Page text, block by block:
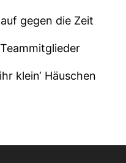
gegen die Zeit
klein‘ Häuschen